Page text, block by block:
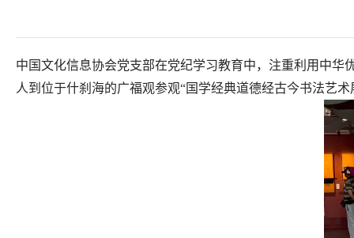
中国文化信息协会党支部在党纪学习教育中，注重利用中华
人到位于什刹海的广福观参观“国学经典道德经古今书法艺术